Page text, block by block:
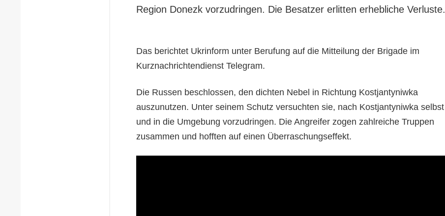
Region Donezk vorzudringen. Die Besatzer erlitten erhebliche Verluste.
Das berichtet Ukrinform unter Berufung auf die Mitteilung der Brigade im
Kurznachrichtendienst Telegram.
Die Russen beschlossen, den dichten Nebel in Richtung Kostjantyniwka
auszunutzen. Unter seinem Schutz versuchten sie, nach Kostjantyniwka selbst
und in die Umgebung vorzudringen. Die Angreifer zogen zahlreiche Truppen
zusammen und hofften auf einen Überraschungseffekt.